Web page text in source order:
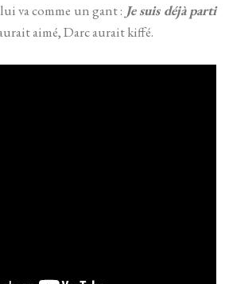
va comme un gant : Je suis déjà parti
aimé, Darc aurait kiffé.